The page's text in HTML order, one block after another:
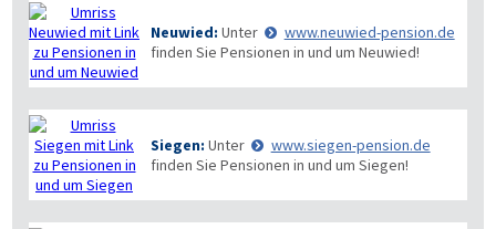
Neuwied: Unter
www.neuwied-pension.de
finden Sie Pensionen in und um Neuwied!
Siegen: Unter
www.siegen-pension.de
finden Sie Pensionen in und um Siegen!